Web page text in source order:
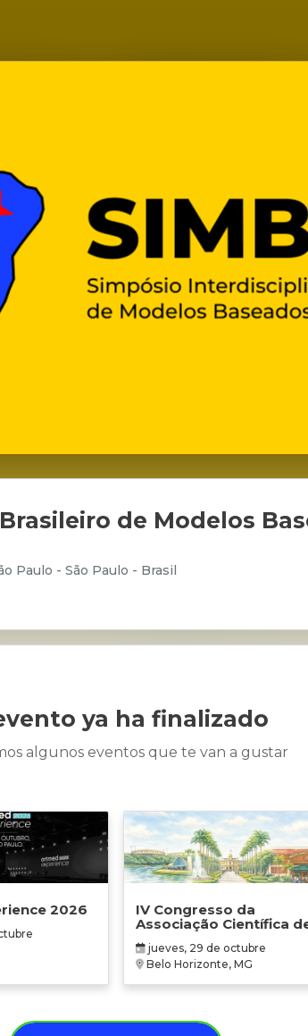
de Modelos
Paulo - São Paulo - Brasil
ya ha finalizado
algunos eventos que te van a gustar
2026
IV Congresso da
Associação Científica
Terapia Ocupacional em
Contextos Hospitalares
Cuidados Paliativos -
ATOHOSP
jueves, 29 de octubre
Belo Horizonte, MG